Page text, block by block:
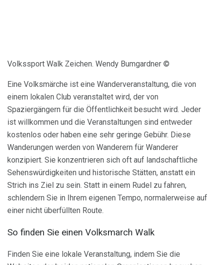
Volkssport Walk Zeichen. Wendy Bumgardner ©
Eine Volksmärche ist eine Wanderveranstaltung, die von
einem lokalen Club veranstaltet wird, der von
Spaziergängern für die Öffentlichkeit besucht wird. Jeder
ist willkommen und die Veranstaltungen sind entweder
kostenlos oder haben eine sehr geringe Gebühr. Diese
Wanderungen werden von Wanderern für Wanderer
konzipiert. Sie konzentrieren sich oft auf landschaftliche
Sehenswürdigkeiten und historische Stätten, anstatt ein
Strich ins Ziel zu sein. Statt in einem Rudel zu fahren,
schlendern Sie in Ihrem eigenen Tempo, normalerweise auf
einer nicht überfüllten Route.
So finden Sie einen Volksmarch Walk
Finden Sie eine lokale Veranstaltung, indem Sie die